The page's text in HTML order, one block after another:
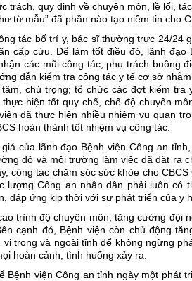
trách, quy định về chuyên môn, lề lối,
từ mẫu” đã phần nào tạo niềm tin cho
tác bố trí y, bác sĩ thường trực 24/24
cấp cứu. Để làm tốt điều đó, lãnh
các mũi công tác, phụ trách buồng
dẫn kiểm tra công tác y tế cơ sở
chú trọng; tổ chức các đợt kiểm
thực hiện tốt quy chế, chế độ chuyên
đã thực hiện nhiều nhiệm vụ quan
hoàn thành tốt nhiệm vụ công tác.
của lãnh đạo Bệnh viện Công an
độ và môi trường làm việc đã đặt ra
công tác chăm sóc sức khỏe cho
lượng Công an nhân dân phải luôn có
đáp ứng kịp thời với sự phát triển của y
trình độ chuyên môn, tăng cường đội
cạnh đó, Bệnh viện còn chủ động
vị trong và ngoài tỉnh để không ngừng
hoàn cảnh, tình huống xảy ra.
Bệnh viện Công an tỉnh ngày một phát